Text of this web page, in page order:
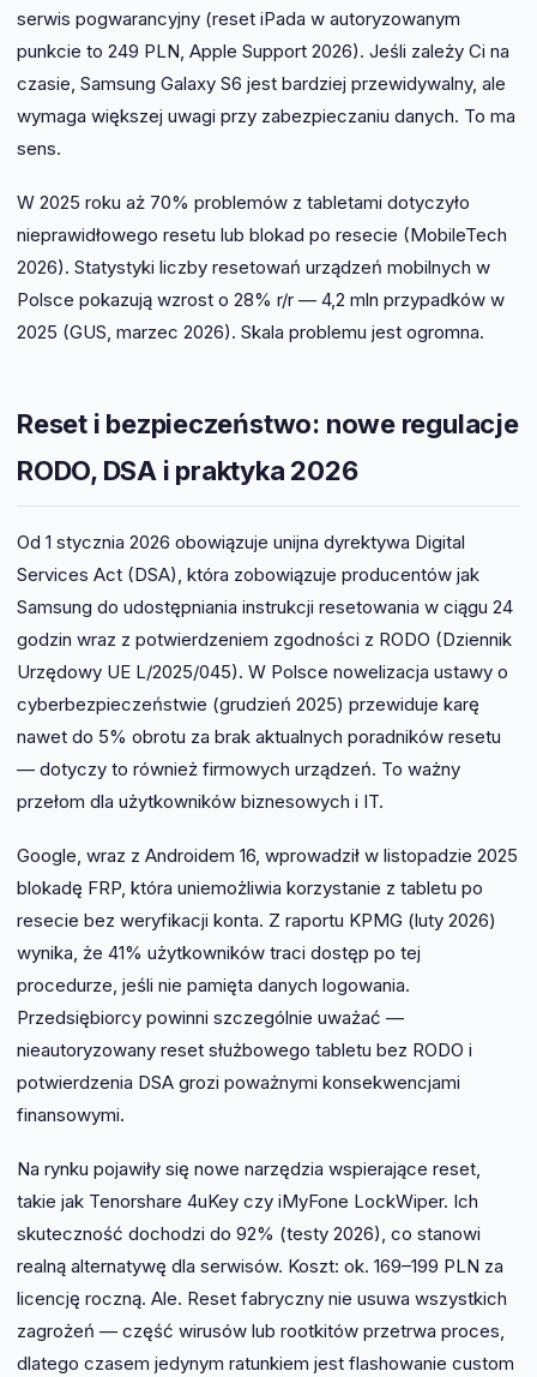
serwis pogwarancyjny (reset iPada w autoryzowanym
punkcie to 249 PLN, Apple Support 2026). Jeśli zależy Ci na
czasie, Samsung Galaxy S6 jest bardziej przewidywalny, ale
wymaga większej uwagi przy zabezpieczaniu danych. To ma
sens.
W 2025 roku aż 70% problemów z tabletami dotyczyło
nieprawidłowego resetu lub blokad po resecie (MobileTech
2026). Statystyki liczby resetowań urządzeń mobilnych w
Polsce pokazują wzrost o 28% r/r — 4,2 mln przypadków w
2025 (GUS, marzec 2026). Skala problemu jest ogromna.
Reset i bezpieczeństwo: nowe regulacje
RODO, DSA i praktyka 2026
Od 1 stycznia 2026 obowiązuje unijna dyrektywa Digital
Services Act (DSA), która zobowiązuje producentów jak
Samsung do udostępniania instrukcji resetowania w ciągu 24
godzin wraz z potwierdzeniem zgodności z RODO (Dziennik
Urzędowy UE L/2025/045). W Polsce nowelizacja ustawy o
cyberbezpieczeństwie (grudzień 2025) przewiduje karę
nawet do 5% obrotu za brak aktualnych poradników resetu
— dotyczy to również firmowych urządzeń. To ważny
przełom dla użytkowników biznesowych i IT.
Google, wraz z Androidem 16, wprowadził w listopadzie 2025
blokadę FRP, która uniemożliwia korzystanie z tabletu po
resecie bez weryfikacji konta. Z raportu KPMG (luty 2026)
wynika, że 41% użytkowników traci dostęp po tej
procedurze, jeśli nie pamięta danych logowania.
Przedsiębiorcy powinni szczególnie uważać —
nieautoryzowany reset służbowego tabletu bez RODO i
potwierdzenia DSA grozi poważnymi konsekwencjami
finansowymi.
Na rynku pojawiły się nowe narzędzia wspierające reset,
takie jak Tenorshare 4uKey czy iMyFone LockWiper. Ich
skuteczność dochodzi do 92% (testy 2026), co stanowi
realną alternatywę dla serwisów. Koszt: ok. 169–199 PLN za
licencję roczną. Ale. Reset fabryczny nie usuwa wszystkich
zagrożeń — część wirusów lub rootkitów przetrwa proces,
dlatego czasem jedynym ratunkiem jest flashowanie custom